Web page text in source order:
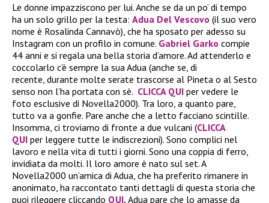
Le donne impazziscono per lui. Anche se da un po’ di tempo
ha un solo grillo per la testa: Adua Del Vescovo (il suo vero
nome è Rosalinda Cannavò), che ha sposato per adesso su
Instagram con un profilo in comune. Gabriel Garko compie
44 anni e si regala una bella storia d’amore. Ad attenderlo e
coccolarlo c’è sempre la sua Adua (anche se, di
recente, durante molte serate trascorse al Pineta o al Sesto
senso non l’ha portata con sè. CLICCA QUI per vedere le
foto esclusive di Novella2000). Tra loro, a quanto pare,
tutto va a gonfie. Pare anche che a letto facciano scintille.
Insomma, ci troviamo di fronte a due vulcani (CLICCA
QUI per leggere tutte le indiscrezioni). Sono complici nel
lavoro e nella vita di tutti i giorni. Sono una coppia di ferro,
invidiata da molti. Il loro amore è nato sul set. A
Novella2000 un’amica di Adua, che ha preferito rimanere in
anonimato, ha raccontato tanti dettagli di questa storia che
puoi rileggere cliccando QUI. Adua pare che lo amasse da